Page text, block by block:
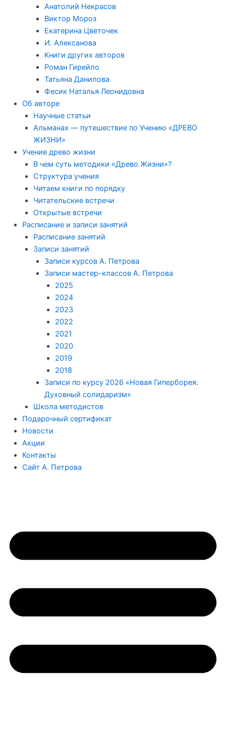
Анатолий Некрасов
Виктор Мороз
Екатерина Цветочек
И. Алексанова
Книги других авторов
Роман Гирейло
Татьяна Данилова
Фесик Наталья Леонидовна
Об авторе
Научные статьи
Альманах — путешествие по Учению «ДРЕВО
ЖИЗНИ»
Учение древо жизни
В чем суть методики «Древо Жизни»?
Структура учения
Читаем книги по порядку
Читательские встречи
Открытые встречи
Расписание и записи занятий
Расписание занятий
Записи занятий
Записи курсов А. Петрова
Записи мастер-классов А. Петрова
2025
2024
2023
2022
2021
2020
2019
2018
Записи по курсу 2026 «Новая Гиперборея.
Духовный солидаризм»
Школа методистов
Подарочный сертификат
Новости
Акции
Контакты
Сайт А. Петрова